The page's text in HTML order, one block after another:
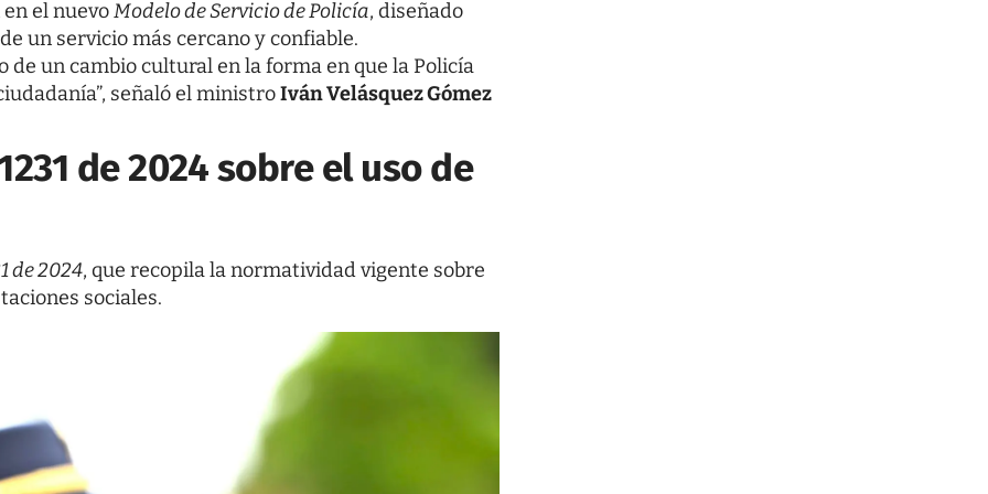
el nuevoModelo de Servicio de Policía, diseñado
un servicio más cercano y confiable.
un cambio cultural en la forma en que la Policía
señaló el ministroIván Velásquez Gómez
de 2024 sobre el uso de
de 2024, que recopila la normatividad vigente sobre
sociales.